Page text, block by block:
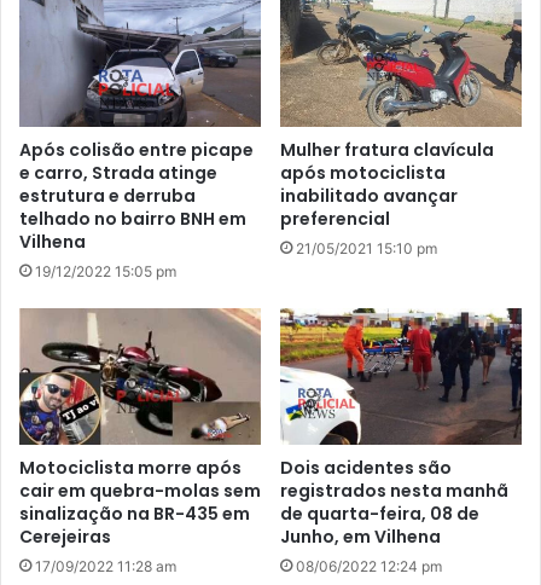
Após colisão entre picape
e carro, Strada atinge
estrutura e derruba
telhado no bairro BNH em
Vilhena
19/12/2022 15:05 pm
Mulher fratura clavícula
após motociclista
inabilitado avançar
preferencial
21/05/2021 15:10 pm
Motociclista morre após
cair em quebra-molas sem
sinalização na BR-435 em
Cerejeiras
17/09/2022 11:28 am
Dois acidentes são
registrados nesta manhã
de quarta-feira, 08 de
Junho, em Vilhena
08/06/2022 12:24 pm